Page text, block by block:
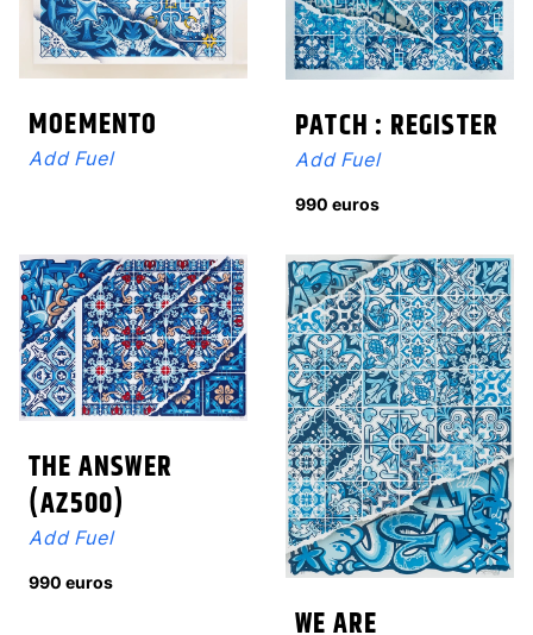
MOEMENTO
Add Fuel
PATCH : REGISTER
Add Fuel
990 euros
THE ANSWER
(AZ500)
Add Fuel
990 euros
WE ARE